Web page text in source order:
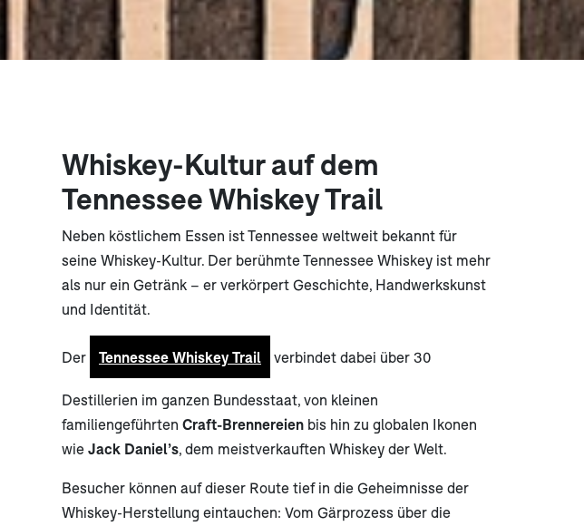
Whiskey-Kultur auf dem
Tennessee Whiskey Trail
Neben köstlichem Essen ist Tennessee weltweit bekannt für
seine Whiskey-Kultur. Der berühmte Tennessee Whiskey ist mehr
als nur ein Getränk – er verkörpert Geschichte, Handwerkskunst
und Identität.
Der Tennessee Whiskey Trail (öffnet in neuem Tab)
verbindet dabei über 30
Destillerien im ganzen Bundesstaat, von kleinen
familiengeführten Craft-Brennereien bis hin zu globalen Ikonen
wie Jack Daniel’s, dem meistverkauften Whiskey der Welt.
Besucher können auf dieser Route tief in die Geheimnisse der
Whiskey-Herstellung eintauchen: Vom Gärprozess über die